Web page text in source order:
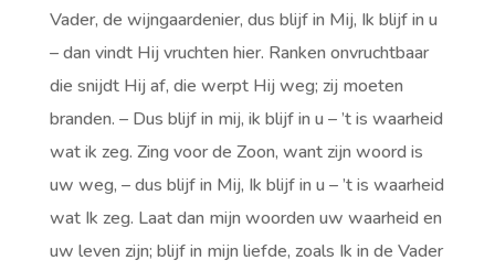
Vader, de wijngaardenier, dus blijf in Mij, Ik blijf in u
– dan vindt Hij vruchten hier. Ranken onvruchtbaar
die snijdt Hij af, die werpt Hij weg; zij moeten
branden. – Dus blijf in mij, ik blijf in u – ’t is waarheid
wat ik zeg. Zing voor de Zoon, want zijn woord is
uw weg, – dus blijf in Mij, Ik blijf in u – ’t is waarheid
wat Ik zeg. Laat dan mijn woorden uw waarheid en
uw leven zijn; blijf in mijn liefde, zoals Ik in de Vader